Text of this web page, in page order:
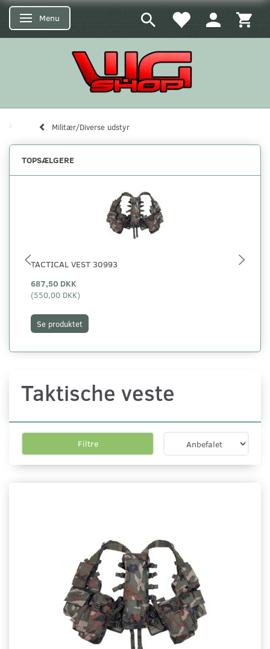
Skifte navigation
Menu
Militær/Diverse udstyr
TOPSÆLGERE
TACTICAL VEST 30993
687,50 DKK
(550,00 DKK)
Se produktet
Taktische veste
Filtre